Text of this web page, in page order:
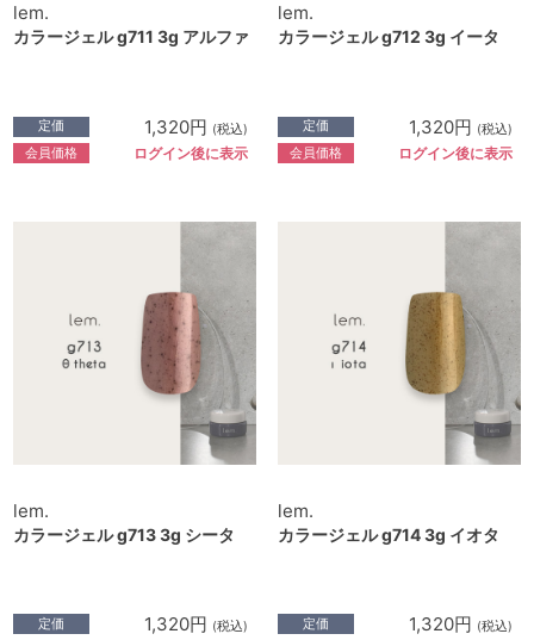
lem.
カラージェル g711 3g アルファ
定価 1,320円 (税込)
会員価格 ログイン後に表示
lem.
カラージェル g712 3g イータ
定価 1,320円 (税込)
会員価格 ログイン後に表示
lem.
カラージェル g713 3g シータ
定価 1,320円 (税込)
lem.
カラージェル g714 3g イオタ
定価 1,320円 (税込)